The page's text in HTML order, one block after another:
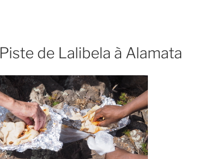
Piste de Lalibela à Alamata